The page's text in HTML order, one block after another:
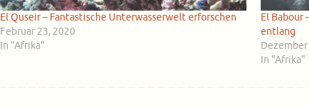
El Quseir – Fantastische Unterwasserwelt erforschen
Februar 23, 2020
In "Afrika"
El Babour
entlang
Dezember
In "Afrika"